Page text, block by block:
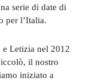
serie di date di
per l’Italia.
e Letizia nel 2012
il nostro
iniziato a